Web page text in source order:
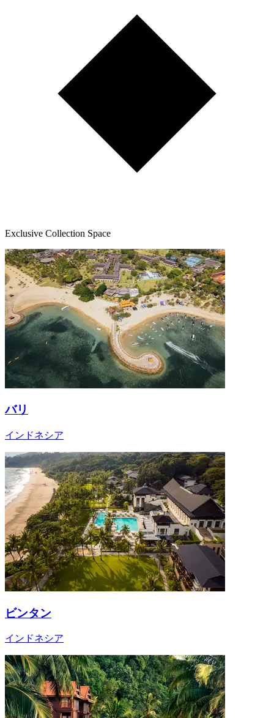
Exclusive Collection Space
バリ
インドネシア
ビンタン
インドネシア